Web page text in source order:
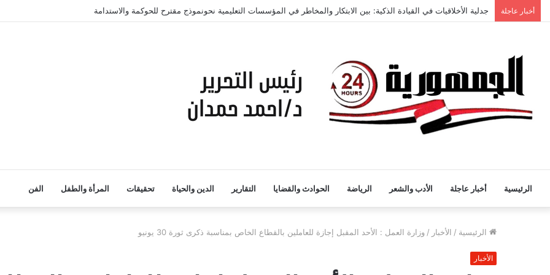
أخبار عاجلة جدلية الأخلاقيات في القيادة الذكية: بين الابتكار والمخاطر في المؤسسات التعليمية نحونموذج مقترح للحوكمة والاستدامة
الرئيسية أخبار عاجلة الأدب والشعر الرياضة الحوادث والقضايا التقارير الدين والحياة تحقيقات المرأة والطفل الفن
الرئيسية / الأخبار / وزارة العمل : الأحد المقبل إجازة للعاملين بالقطاع الخاص بمناسبة ذكرى ثورة 30 يونيو
الأخبار